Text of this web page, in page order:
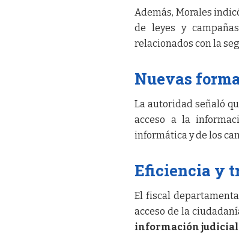
Además, Morales
de leyes y
relacionados con la
Nuevas
La autoridad señaló
acceso a la
informática y de los
Eficiencia y
El fiscal
acceso de la
información judicial.